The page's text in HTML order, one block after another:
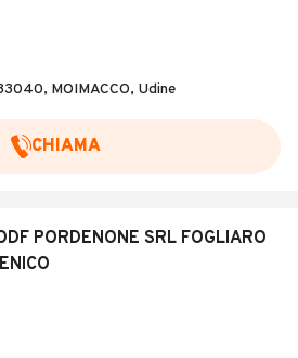
MOIMACCO, Udine
CHIAMA
PORDENONE SRL FOGLIARO